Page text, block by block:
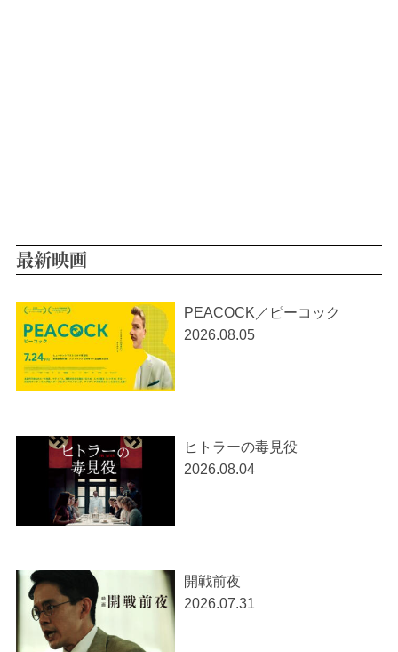
最新映画
PEACOCK／ピーコック
2026.08.05
ヒトラーの毒見役
2026.08.04
開戦前夜
2026.07.31